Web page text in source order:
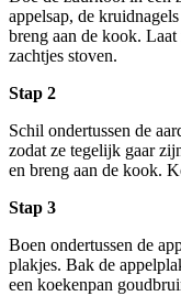
appelsap, de
breng aan de kook.
zachtjes stoven.
Stap 2
Schil ondertussen de
zodat ze tegelijk gaar
en breng aan de kook.
Stap 3
Boen ondertussen de
plakjes. Bak de
een koekenpan